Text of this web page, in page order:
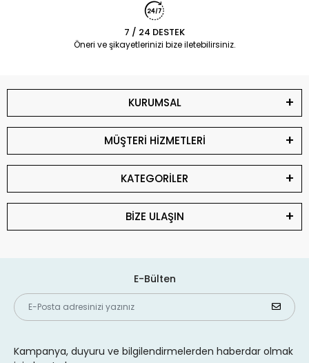
7 / 24 DESTEK
Öneri ve şikayetlerinizi bize iletebilirsiniz.
KURUMSAL
MÜŞTERİ HİZMETLERİ
KATEGORİLER
BİZE ULAŞIN
E-Bülten
Kampanya, duyuru ve bilgilendirmelerden haberdar olmak